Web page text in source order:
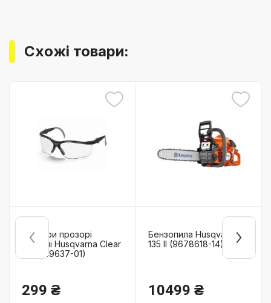
Схожі товари:
Окуляри прозорі
захисні Husqvarna Clear
X (5449637-01)
299 ₴
Бензопила Husqvarna
135 II (9678618-14)
10499 ₴